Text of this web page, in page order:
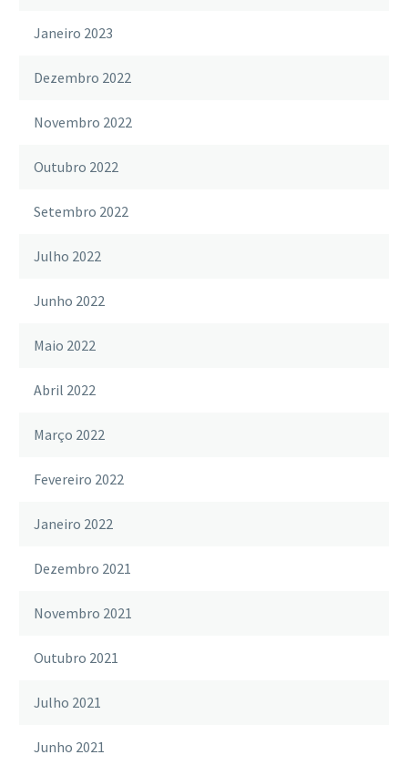
Janeiro 2023
Dezembro 2022
Novembro 2022
Outubro 2022
Setembro 2022
Julho 2022
Junho 2022
Maio 2022
Abril 2022
Março 2022
Fevereiro 2022
Janeiro 2022
Dezembro 2021
Novembro 2021
Outubro 2021
Julho 2021
Junho 2021